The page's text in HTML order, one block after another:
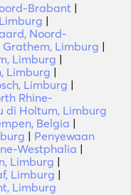
Brabant |
|
Noord-
Limburg |
Limburg |
Limburg |
Limburg |
Rhine-
di Holtum, Limburg
Belgia |
| Penyewaan
Westphalia |
Limburg |
Limburg |
Limburg